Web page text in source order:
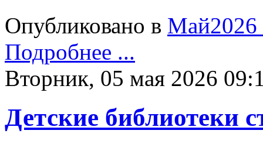
Опубликовано в
Подробнее ...
Вторник, 05 мая 2026
Детские библиотеки